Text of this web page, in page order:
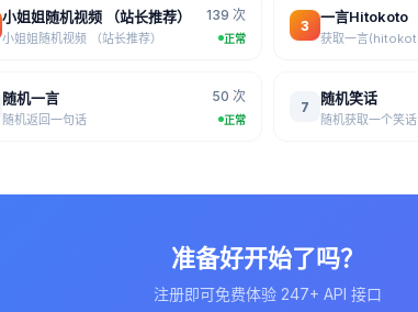
小姐姐随机视频 （站长推荐）
小姐姐随机视频 （站长推荐）
139 次
正常
3
一言Hitokoto
随机一言
随机返回一句话
50 次
正常
7
随机笑话
随机获取一个笑话
准备好开始了吗？
注册即可免费体验 247+ API 接口